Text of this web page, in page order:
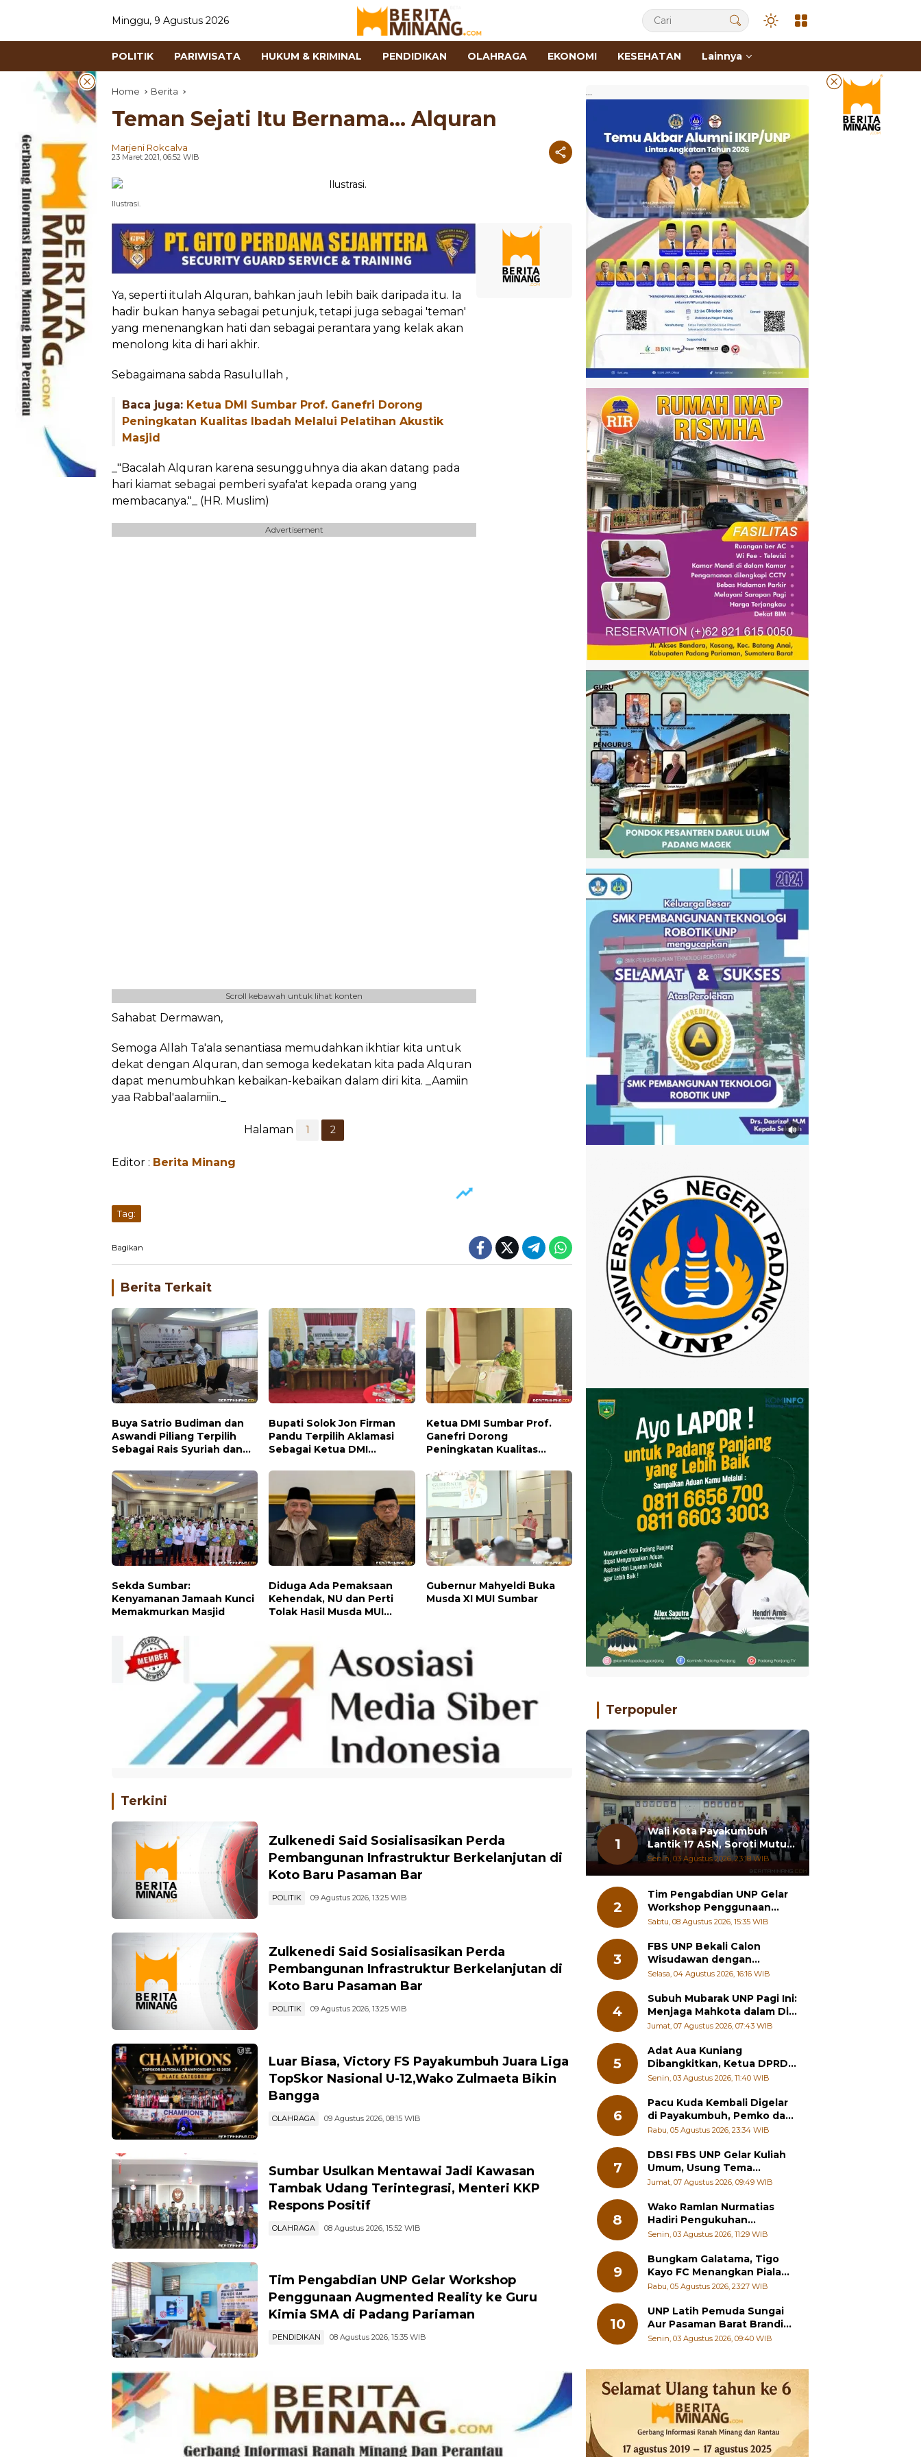
Minggu, 9 Agustus 2026
POLITIK PARIWISATA HUKUM & KRIMINAL PENDIDIKAN OLAHRAGA EKONOMI KESEHATAN Lainnya
Home Berita
Teman Sejati Itu Bernama... Alquran
Marjeni Rokcalva
23 Maret 2021, 06:52 WIB
Ilustrasi.
Ya, seperti itulah Alquran, bahkan jauh lebih baik daripada itu. Ia
hadir bukan hanya sebagai petunjuk, tetapi juga sebagai 'teman'
yang menenangkan hati dan sebagai perantara yang kelak akan
menolong kita di hari akhir.
Sebagaimana sabda Rasulullah ,
Baca juga: Ketua DMI Sumbar Prof. Ganefri Dorong
Peningkatan Kualitas Ibadah Melalui Pelatihan Akustik
Masjid
_"Bacalah Alquran karena sesungguhnya dia akan datang pada
hari kiamat sebagai pemberi syafa'at kepada orang yang
membacanya."_ (HR. Muslim)
Advertisement
Scroll kebawah untuk lihat konten
Sahabat Dermawan,
Semoga Allah Ta'ala senantiasa memudahkan ikhtiar kita untuk
dekat dengan Alquran, dan semoga kedekatan kita pada Alquran
dapat menumbuhkan kebaikan-kebaikan dalam diri kita. _Aamiin
yaa Rabbal'aalamiin._
Halaman 1 2
Editor : Berita Minang
Tag:
Bagikan
Berita Terkait
Buya Satrio Budiman dan
Aswandi Piliang Terpilih
Sebagai Rais Syuriah dan
Bupati Solok Jon Firman
Pandu Terpilih Aklamasi
Sebagai Ketua DMI
2031
Ketua DMI Sumbar Prof.
Ganefri Dorong
Peningkatan Kualitas
Akustik Masjid
Sekda Sumbar:
Kenyamanan Jamaah Kunci
Memakmurkan Masjid
Diduga Ada Pemaksaan
Kehendak, NU dan Perti
Tolak Hasil Musda MUI
Gubernur Mahyeldi Buka
Musda XI MUI Sumbar
Terkini
Zulkenedi Said Sosialisasikan Perda
Pembangunan Infrastruktur Berkelanjutan di
Koto Baru Pasaman Bar
POLITIK 09 Agustus 2026, 13:25 WIB
Zulkenedi Said Sosialisasikan Perda
Pembangunan Infrastruktur Berkelanjutan di
Koto Baru Pasaman Bar
POLITIK 09 Agustus 2026, 13:25 WIB
Luar Biasa, Victory FS Payakumbuh Juara Liga
TopSkor Nasional U-12,Wako Zulmaeta Bikin
Bangga
OLAHRAGA 09 Agustus 2026, 08:15 WIB
Sumbar Usulkan Mentawai Jadi Kawasan
Tambak Udang Terintegrasi, Menteri KKP
Respons Positif
OLAHRAGA 08 Agustus 2026, 15:52 WIB
Tim Pengabdian UNP Gelar Workshop
Penggunaan Augmented Reality ke Guru
Kimia SMA di Padang Pariaman
PENDIDIKAN 08 Agustus 2026, 15:35 WIB
...
Terpopuler
1
Wali Kota Payakumbuh
Lantik 17 ASN, Soroti Mutu
Sekolah hingga Pelayanan
Senin, 03 Agustus 2026, 23:18 WIB
2
Tim Pengabdian UNP Gelar
Workshop Penggunaan
Augmented Reality ke Guru
Pariaman
Sabtu, 08 Agustus 2026, 15:35 WIB
3
FBS UNP Bekali Calon
Wisudawan dengan
Wawasan Karier Global dan
Selasa, 04 Agustus 2026, 16:16 WIB
4
Subuh Mubarak UNP Pagi Ini:
Menjaga Mahkota dalam Diri
Manusia
Jumat, 07 Agustus 2026, 07:43 WIB
5
Adat Aua Kuniang
Dibangkitkan, Ketua DPRD
Payakumbuh: Jangan
Hilang Jati Diri
Senin, 03 Agustus 2026, 11:40 WIB
6
Pacu Kuda Kembali Digelar
di Payakumbuh, Pemko dan
Pordasi Kebut Persiapan!
Rabu, 05 Agustus 2026, 23:34 WIB
7
DBSI FBS UNP Gelar Kuliah
Umum, Usung Tema
Perkembangan Mutakhir
Jumat, 07 Agustus 2026, 09:49 WIB
8
Wako Ramlan Nurmatias
Hadiri Pengukuhan
Pengurus MUS-KB Serta
Senin, 03 Agustus 2026, 11:29 WIB
9
Bungkam Galatama, Tigo
Kayo FC Menangkan Piala
Wali Kota Payakumbuh Cup
Rabu, 05 Agustus 2026, 23:27 WIB
10
UNP Latih Pemuda Sungai
Aur Pasaman Barat Branding
Wisata Beringin
Senin, 03 Agustus 2026, 09:40 WIB